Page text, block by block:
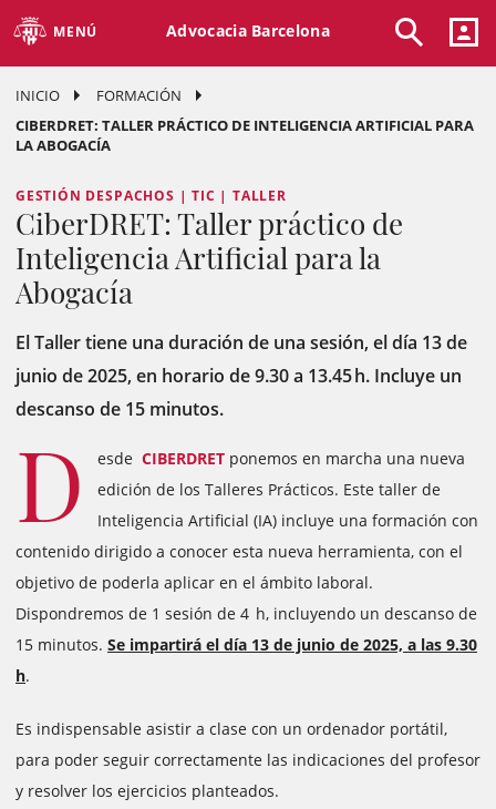
MENÚ Advocacia Barcelona
INICIO
FORMACIÓN
CIBERDRET: TALLER PRÁCTICO DE INTELIGENCIA ARTIFICIAL PARA
LA ABOGACÍA
GESTIÓN DESPACHOS | TIC | TALLER
CiberDRET: Taller práctico de
Inteligencia Artificial para la
Abogacía
El Taller tiene una duración de una sesión, el día 13 de
junio de 2025, en horario de 9.30 a 13.45 h. Incluye un
descanso de 15 minutos.
D esde CIBERDRET ponemos en marcha una nueva
edición de los Talleres Prácticos. Este taller de
Inteligencia Artificial (IA) incluye una formación con
contenido dirigido a conocer esta nueva herramienta, con el
objetivo de poderla aplicar en el ámbito laboral.
Dispondremos de 1 sesión de 4 h, incluyendo un descanso de
15 minutos. Se impartirá el día 13 de junio de 2025, a las 9.30
h.
Es indispensable asistir a clase con un ordenador portátil,
para poder seguir correctamente las indicaciones del profesor
y resolver los ejercicios planteados.